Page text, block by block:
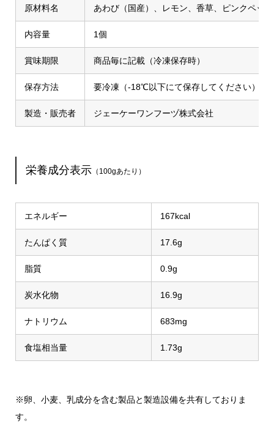
原材料名 あわび（国産）、レモン、香草、ピンクペッ
内容量 1個
賞味期限 商品毎に記載（冷凍保存時）
保存方法 要冷凍（‐18℃以下にて保存してください）※
製造・販売者 ジェーケーワンフーヅ株式会社
栄養成分表示（100gあたり）
エネルギー 167kcal
たんぱく質 17.6g
脂質 0.9g
炭水化物 16.9g
ナトリウム 683mg
食塩相当量 1.73g
※卵、小麦、乳成分を含む製品と製造設備を共有しておりま
す。